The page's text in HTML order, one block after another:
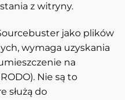
z witryny.
jako plików
wymaga uzyskania
na
Nie są to
służą do